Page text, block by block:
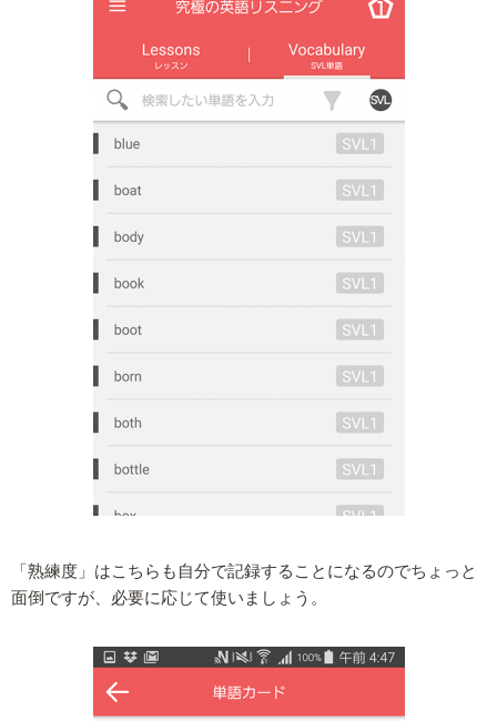
「熟練度」はこちらも自分で記録することになるのでちょっと
面倒ですが、必要に応じて使いましょう。